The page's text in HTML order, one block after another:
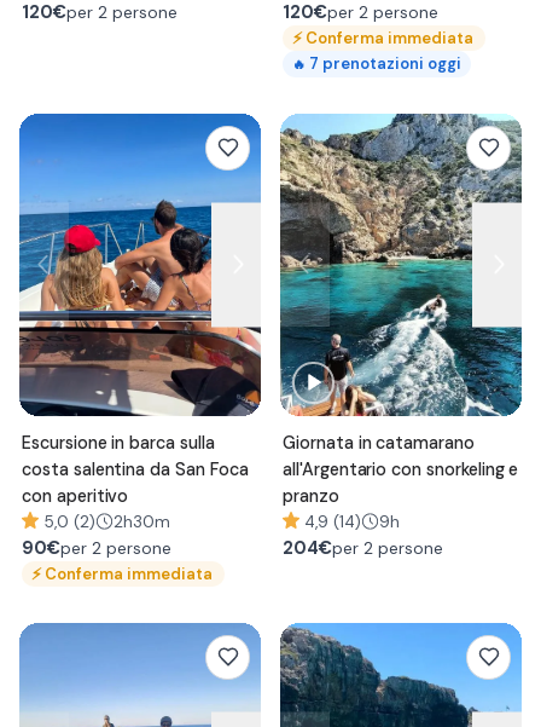
120€per 2 persone 120€per 2 persone
⚡Conferma immediata
🔥 7 prenotazioni oggi
Escursione in barca sulla
costa salentina da San Foca
con aperitivo
5,0 (2) 2h30m
90€per 2 persone
⚡Conferma immediata
Giornata in catamarano
all'Argentario con snorkeling e
pranzo
4,9 (14) 9h
204€per 2 persone